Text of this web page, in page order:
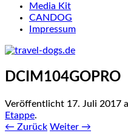
Media Kit
CANDOG
Impressum
DCIM104GOPRO
Veröffentlicht 17. Juli 2017
Etappe.
← Zurück Weiter →